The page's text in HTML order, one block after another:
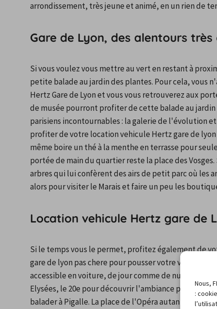
arrondissement, très jeune et animé, en un rien de
Gare de Lyon, des alentours
Si vous voulez vous mettre au vert en restant à
petite balade au jardin des plantes. Pour cela, vous
Hertz Gare de Lyon et vous vous retrouverez aux
de musée pourront profiter de cette balade au
parisiens incontournables : la galerie de l'évolution
profiter de votre location vehicule Hertz gare de
même boire un thé à la menthe en terrasse pour
portée de main du quartier reste la place des
arbres qui lui confèrent des airs de petit parc où les
alors pour visiter le Marais et faire un peu les
Location vehicule Hertz gare de
Si le temps vous le permet, profitez également de
gare de lyon pas chere pour pousser votre visite
accessible en voiture, de jour comme de nuit. Vous
Elysées, le 20e pour découvrir l'ambiance populaire
balader à Pigalle. La place de l'Opéra autant que le
Nous,
: